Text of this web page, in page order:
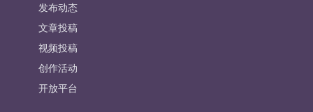
发布动态
文章投稿
视频投稿
创作活动
开放平台